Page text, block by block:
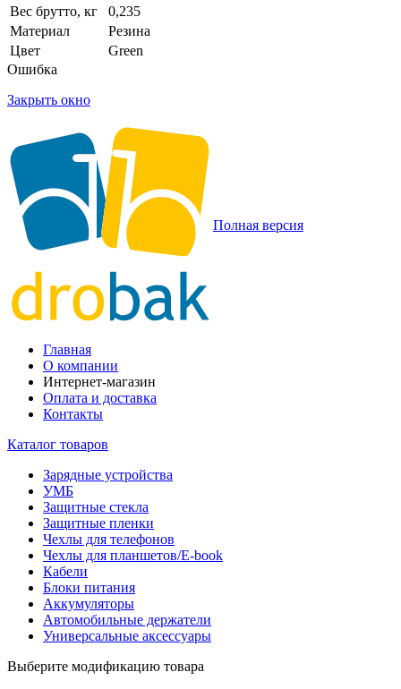
Вес брутто, кг
0,235
Материал
Резина
Цвет
Green
Ошибка
Закрыть окно
Полная версия
Главная
О компании
Интернет-магазин
Оплата и доставка
Контакты
Каталог товаров
Зарядные устройства
УМБ
Защитные стекла
Защитные пленки
Чехлы для телефонов
Чехлы для планшетов/E-book
Кабели
Блоки питания
Аккумуляторы
Автомобильные держатели
Универсальные аксессуары
Выберите модификацию товара